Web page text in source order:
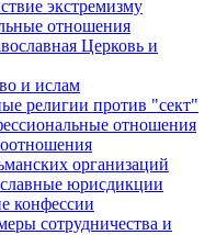
экстремизму
отношения
Церковь и
и ислам
религии против "сект"
отношения
организаций
юрисдикции
конфессии
сотрудничества и